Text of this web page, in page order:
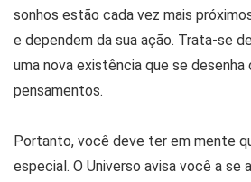
sonhos estão cada vez mais
e dependem da sua ação. Trata-se
uma nova existência que se
pensamentos.
Portanto, você deve ter em mente
especial. O Universo avisa você a se